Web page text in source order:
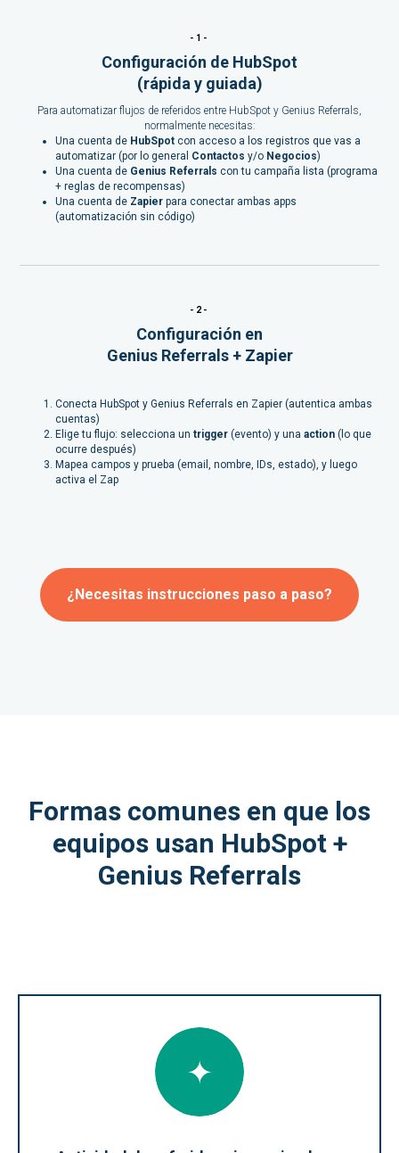
-1-
Configuración de HubSpot
(rápida y guiada)
Para automatizar flujos de referidos entre HubSpot y Genius Referrals,
normalmente necesitas:
Una cuenta de HubSpot con acceso a los registros que vas a
automatizar (por lo general Contactos y/o Negocios)
Una cuenta de Genius Referrals con tu campaña lista (programa
+ reglas de recompensas)
Una cuenta de Zapier para conectar ambas apps
(automatización sin código)
-2-
Configuración en
Genius Referrals + Zapier
Conecta HubSpot y Genius Referrals en Zapier (autentica ambas
cuentas)
Elige tu flujo: selecciona untrigger (evento) y unaaction (lo que
ocurre después)
Mapea campos y prueba (email, nombre, IDs, estado), y luego
activa el Zap
¿Necesitas instrucciones paso a paso?
Formas comunes en que los
equipos usan HubSpot +
Genius Referrals